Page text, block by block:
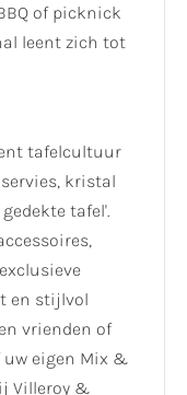
of picknick
leent zich tot
tafelcultuur
kristal
tafel'.
en stijlvol
vrienden of
uw eigen Mix &
Villeroy &